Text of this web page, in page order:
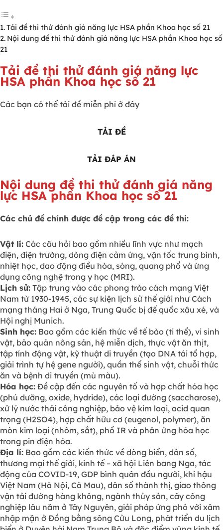
Tải đề thi thử đánh giá năng lực HSA phần Khoa học số 21
Nội dung đề thi thử đánh giá năng lực HSA phần Khoa học số
21
Tải đề thi thử đánh giá năng lực
HSA phần Khoa học số 21
Các bạn có thể tải đề miễn phí ở đây
TẢI ĐỀ
TẢI ĐÁP ÁN
Nội dung đề thi thử đánh giá năng
lực HSA phần Khoa học số 21
Các chủ đề chính được đề cập trong các đề thi:
Vật lí: Các câu hỏi bao gồm nhiều lĩnh vực như mạch
điện, điện trường, dòng điện cảm ứng, vận tốc trung bình,
nhiệt học, dao động điều hòa, sóng, quang phổ và ứng
dụng công nghệ trong y học (MRI).
Lịch sử: Tập trung vào các phong trào cách mạng Việt
Nam từ 1930-1945, các sự kiện lịch sử thế giới như Cách
mạng tháng Hai ở Nga, Trung Quốc bị đế quốc xâu xé, và
Hội nghị Munich.
Sinh học: Bao gồm các kiến thức về tế bào (ti thể), vi sinh
vật, bảo quản nông sản, hệ miễn dịch, thực vật ăn thịt,
tập tính động vật, kỹ thuật di truyền (tạo DNA tái tổ hợp,
giải trình tự hệ gene người), quần thể sinh vật, chuỗi thức
ăn và bệnh di truyền (mù màu).
Hóa học: Đề cập đến các nguyên tố và hợp chất hóa học
(phú dưỡng, oxide, hydride), các loại đường (saccharose),
xử lý nước thải công nghiệp, bảo vệ kim loại, acid quan
trọng (H2SO4), hợp chất hữu cơ (eugenol, polymer), ăn
mòn kim loại (nhôm, sắt), phổ IR và phản ứng hóa học
trong pin điện hóa.
Địa lí: Bao gồm các kiến thức về dòng biển, dân số,
thương mại thế giới, kinh tế – xã hội Liên bang Nga, tác
động của COVID-19, GDP bình quân đầu người, khí hậu
Việt Nam (Hà Nội, Cà Mau), dân số thành thị, giao thông
vận tải đường hàng không, ngành thủy sản, cây công
nghiệp lâu năm ở Tây Nguyên, giải pháp ứng phó với xâm
nhập mặn ở Đồng bằng sông Cửu Long, phát triển du lịch